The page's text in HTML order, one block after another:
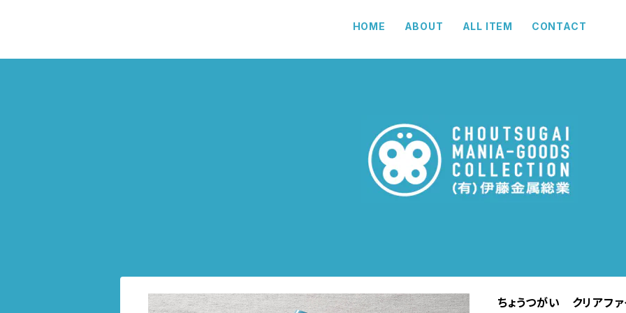
HOME ABOUT ALL ITEM CONTACT
ちょうつがい クリアフ